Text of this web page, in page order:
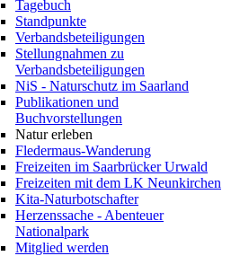
Tagebuch
Standpunkte
Verbandsbeteiligungen
Stellungnahmen zu
Verbandsbeteiligungen
NiS - Naturschutz im Saarland
Publikationen und
Buchvorstellungen
Natur erleben
Fledermaus-Wanderung
Freizeiten im Saarbrücker Urwald
Freizeiten mit dem LK Neunkirchen
Kita-Naturbotschafter
Herzenssache - Abenteuer
Nationalpark
Mitglied werden